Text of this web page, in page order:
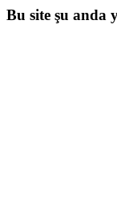
Bu site şu anda